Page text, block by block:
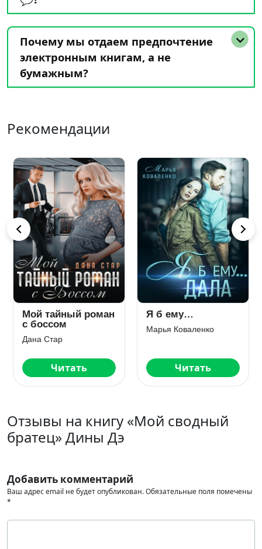
Почему мы отдаем предпочтение
электронным книгам, а не
бумажным?
Рекомендации
Я б ему…
Марья Коваленко
Читать
Волчара
Лина Филимонова
Читать
Отзывы на книгу «Мой сводный
братец» Дины Дэ
Добавить комментарий
Ваш адрес email не будет опубликован.Обязательные поля помечены
*